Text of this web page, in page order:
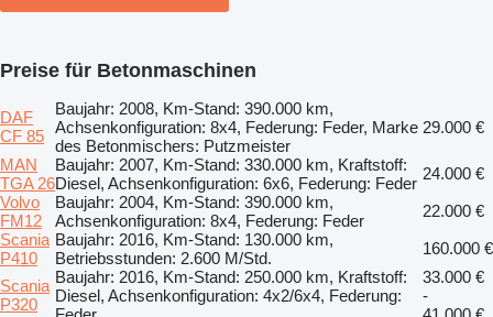
Preise für Betonmaschinen
DAF
CF 85
Baujahr: 2008, Km-Stand: 390.000 km,
Achsenkonfiguration: 8x4, Federung: Feder, Marke
des Betonmischers: Putzmeister
29.000 €
MAN
TGA 26
Baujahr: 2007, Km-Stand: 330.000 km, Kraftstoff:
Diesel, Achsenkonfiguration: 6x6, Federung: Feder
24.000 €
Volvo
FM12
Baujahr: 2004, Km-Stand: 390.000 km,
Achsenkonfiguration: 8x4, Federung: Feder
22.000 €
Scania
P410
Baujahr: 2016, Km-Stand: 130.000 km,
Betriebsstunden: 2.600 M/Std.
160.000 €
Scania
P320
Baujahr: 2016, Km-Stand: 250.000 km, Kraftstoff:
Diesel, Achsenkonfiguration: 4x2/6x4, Federung:
33.000 €
-